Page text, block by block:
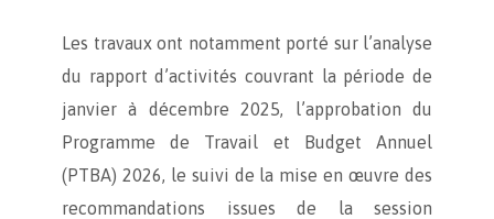
Les travaux ont notamment porté sur l’analyse
du rapport d’activités couvrant la période de
janvier à décembre 2025, l’approbation du
Programme de Travail et Budget Annuel
(PTBA) 2026, le suivi de la mise en œuvre des
recommandations issues de la session